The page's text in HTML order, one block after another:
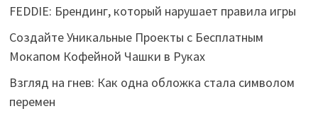
FEDDIE: Брендинг, который нарушает правила игры
Создайте Уникальные Проекты с Бесплатным
Мокапом Кофейной Чашки в Руках
Взгляд на гнев: Как одна обложка стала символом
перемен